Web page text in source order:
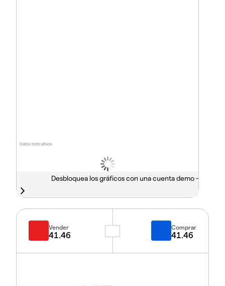
Datos indicativos
Desbloquea los gráficos con una cuenta demo -
Vender
41.46
Comprar
41.46